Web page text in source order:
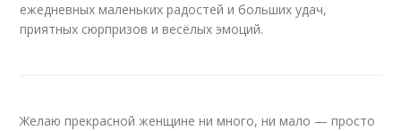
ежедневных маленьких радостей и больших удач,
приятных сюрпризов и весёлых эмоций.
Желаю прекрасной женщине ни много, ни мало — просто